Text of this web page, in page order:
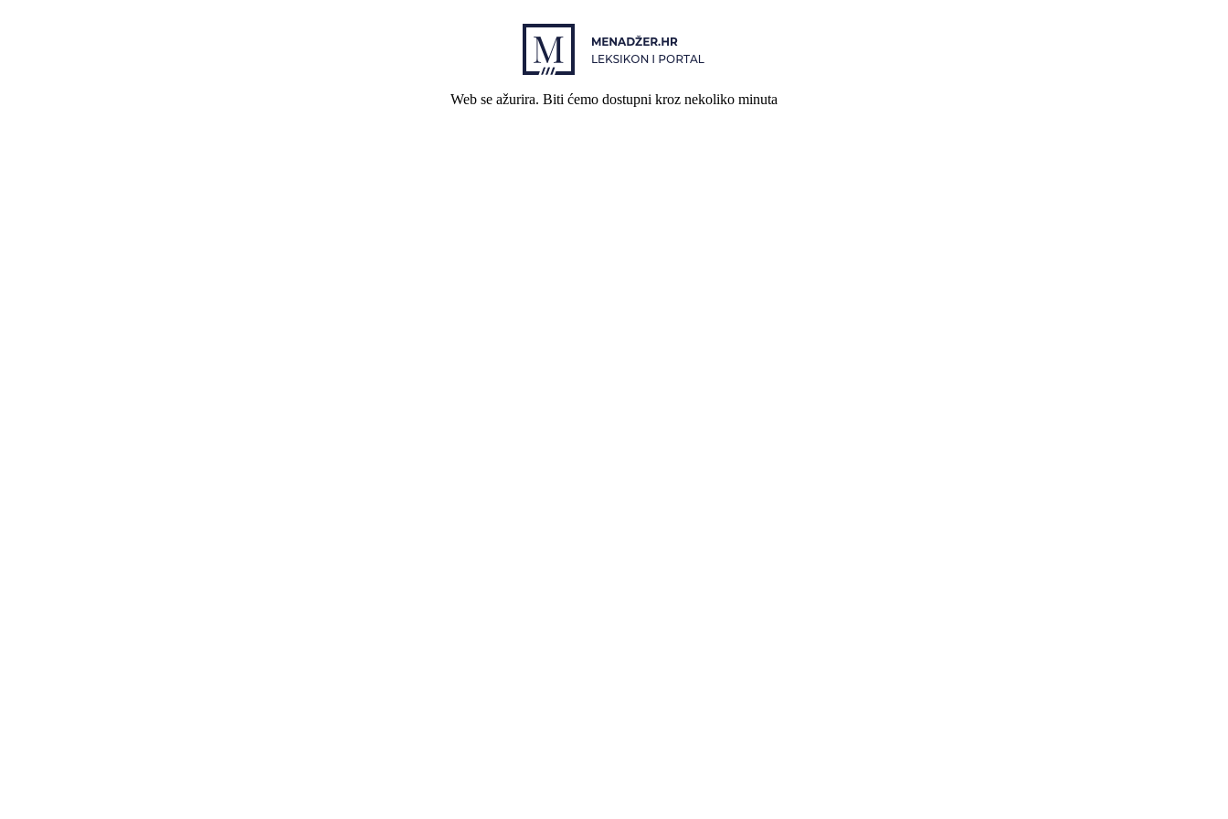
Web se ažurira. Biti ćemo dostupni kroz nekoliko minuta